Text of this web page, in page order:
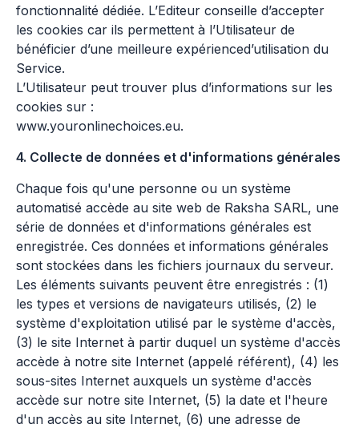
fonctionnalité dédiée. L’Editeur conseille d’accepter
les cookies car ils permettent à l’Utilisateur de
bénéficier d’une meilleure expérienced’utilisation du
Service.
L’Utilisateur peut trouver plus d’informations sur les
cookies sur :
www.youronlinechoices.eu.
4. Collecte de données et d'informations générales
Chaque fois qu'une personne ou un système
automatisé accède au site web de Raksha SARL, une
série de données et d'informations générales est
enregistrée. Ces données et informations générales
sont stockées dans les fichiers journaux du serveur.
Les éléments suivants peuvent être enregistrés : (1)
les types et versions de navigateurs utilisés, (2) le
système d'exploitation utilisé par le système d'accès,
(3) le site Internet à partir duquel un système d'accès
accède à notre site Internet (appelé référent), (4) les
sous-sites Internet auxquels un système d'accès
accède sur notre site Internet, (5) la date et l'heure
d'un accès au site Internet, (6) une adresse de